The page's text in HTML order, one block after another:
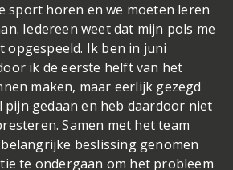
sport horen en we moeten leren
Iedereen weet dat mijn pols me
opgespeeld. Ik ben in juni
ik de eerste helft van het
maken, maar eerlijk gezegd
pijn gedaan en heb daardoor niet
Samen met het team
beslissing genomen
te ondergaan om het probleem